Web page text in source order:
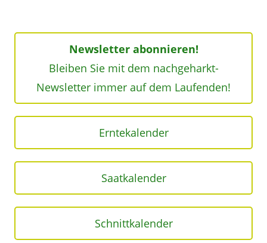
Newsletter abonnieren!
Bleiben Sie mit dem nachgeharkt-
Newsletter immer auf dem Laufenden!
Erntekalender
Saatkalender
Schnittkalender